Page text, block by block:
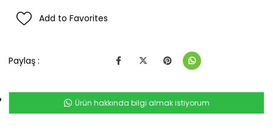
Add to Favorites
Paylaş :
Ürün hakkında bilgi almak istiyorum